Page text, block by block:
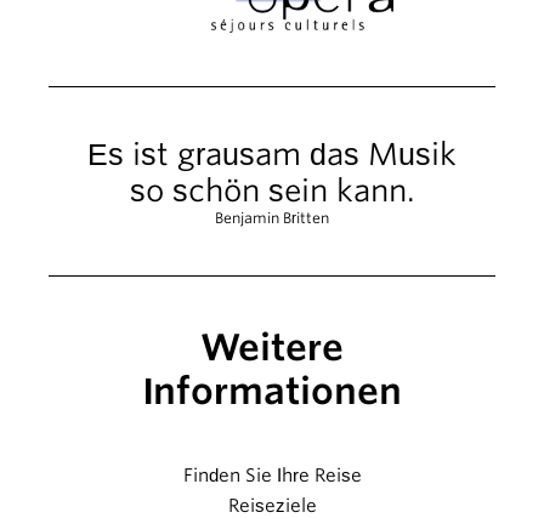
Es ist grausam das Musik
so schön sein kann.
Benjamin Britten
Weitere
Informationen
Finden Sie Ihre Reise
Reiseziele